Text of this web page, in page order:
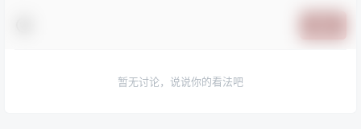
暂无讨论，说说你的看法吧